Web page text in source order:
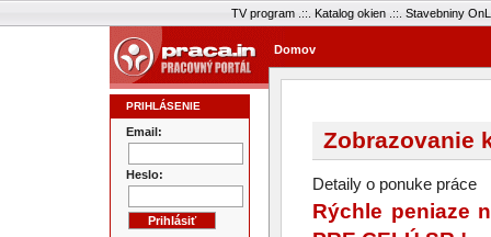
TV program.::. Katalog okien.::. Stavebniny
Domov
PRIHLÁSENIE
Email:
Heslo:
Zobrazovanie
Detaily o ponuke práce
Rýchle peniaze